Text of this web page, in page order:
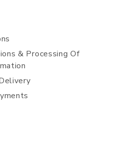
& Processing Of